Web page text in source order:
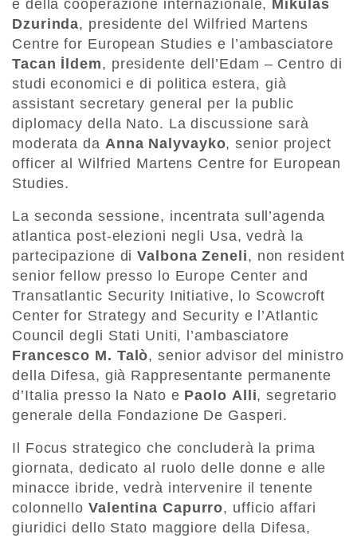
e della cooperazione internazionale, Mikuláš
Dzurinda, presidente del Wilfried Martens
Centre for European Studies e l’ambasciatore
Tacan İldem, presidente dell’Edam – Centro di
studi economici e di politica estera, già
assistant secretary general per la public
diplomacy della Nato. La discussione sarà
moderata da Anna Nalyvayko, senior project
officer al Wilfried Martens Centre for European
Studies.
La seconda sessione, incentrata sull’agenda
atlantica post-elezioni negli Usa, vedrà la
partecipazione diValbona Zeneli, non resident
senior fellow presso lo Europe Center and
Transatlantic Security Initiative, lo Scowcroft
Center for Strategy and Security e l’Atlantic
Council degli Stati Uniti, l’ambasciatore
Francesco M. Talò, senior advisor del ministro
della Difesa, già Rappresentante permanente
d’Italia presso la Nato e Paolo Alli, segretario
generale della Fondazione De Gasperi.
Il Focus strategico che concluderà la prima
giornata, dedicato al ruolo delle donne e alle
minacce ibride, vedrà intervenire il tenente
colonnello Valentina Capurro, ufficio affari
giuridici dello Stato maggiore della Difesa,